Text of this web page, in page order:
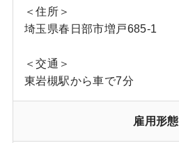
＜住所＞
埼玉県春日部市増戸685-1
＜交通＞
東岩槻駅から車で7分
雇用形態